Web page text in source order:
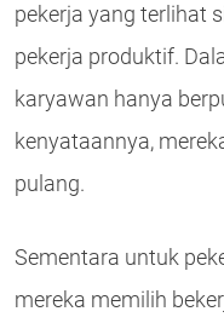
pekerja yang terlihat
pekerja produktif.
karyawan hanya
kenyataannya,
pulang.
Sementara untuk
mereka memilih